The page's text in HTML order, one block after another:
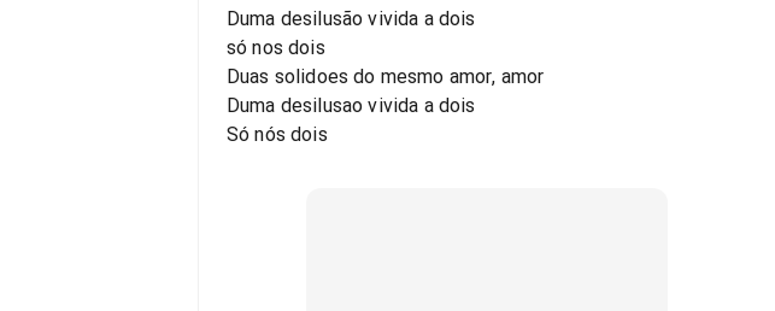
Duma desilusão vivida a dois
só nos dois
Duas solidoes do mesmo amor, amor
Duma desilusao vivida a dois
Só nós dois